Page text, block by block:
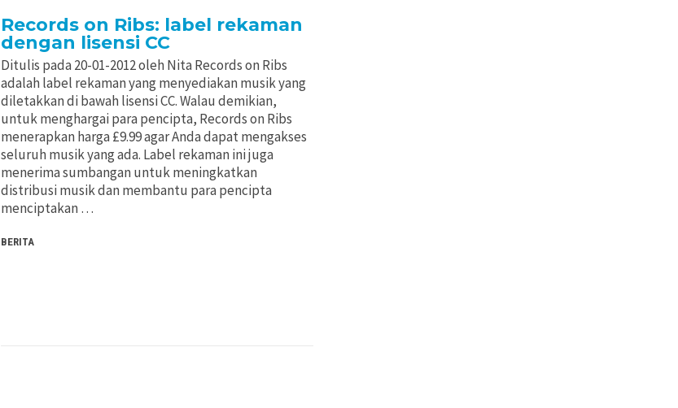
Records on Ribs: label rekaman
dengan lisensi CC
Ditulis pada 20-01-2012 oleh Nita Records on Ribs
adalah label rekaman yang menyediakan musik yang
diletakkan di bawah lisensi CC. Walau demikian,
untuk menghargai para pencipta, Records on Ribs
menerapkan harga £9.99 agar Anda dapat mengakses
seluruh musik yang ada. Label rekaman ini juga
menerima sumbangan untuk meningkatkan
distribusi musik dan membantu para pencipta
menciptakan …
BERITA